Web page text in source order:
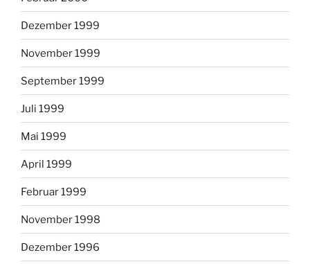
Dezember 1999
November 1999
September 1999
Juli 1999
Mai 1999
April 1999
Februar 1999
November 1998
Dezember 1996